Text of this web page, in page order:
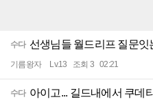
수다 선생님들 월드리프 질문잇
기름왕자 Lv.13 조회 3 02:21
수다 아이고... 길드내에서 쿠데